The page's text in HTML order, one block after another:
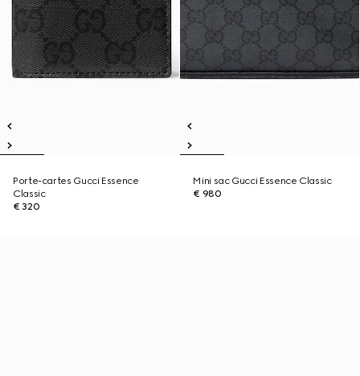
Porte-cartes Gucci Essence
Classic
€ 320
Mini sac Gucci Essence Classic
€ 980